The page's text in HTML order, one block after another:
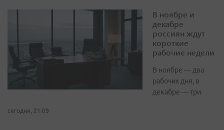
В ноябре и
декабре
россиян ждут
короткие
рабочие недели
В ноябре — два
рабочих дня, в
декабре — три
сегодня, 21:09